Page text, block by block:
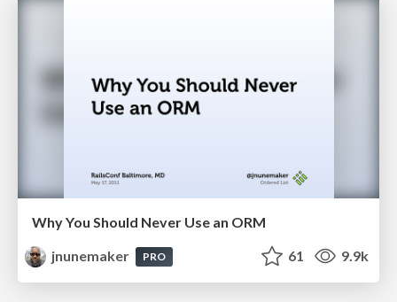
Why You Should Never Use an ORM
jnunemaker
PRO 61 9.9k